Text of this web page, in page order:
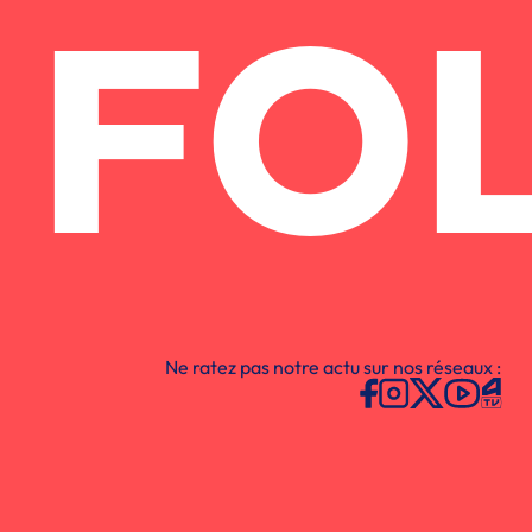
Ne ratez pas notre actu sur nos réseaux :